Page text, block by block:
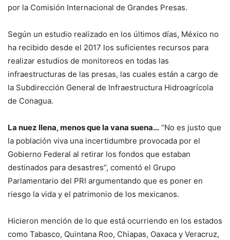
por la Comisión Internacional de Grandes Presas.
Según un estudio realizado en los últimos días, México no
ha recibido desde el 2017 los suficientes recursos para
realizar estudios de monitoreos en todas las
infraestructuras de las presas, las cuales están a cargo de
la Subdirección General de Infraestructura Hidroagrícola
de Conagua.
La nuez llena, menos que la vana suena… “No es justo que
la población viva una incertidumbre provocada por el
Gobierno Federal al retirar los fondos que estaban
destinados para desastres’’, comentó el Grupo
Parlamentario del PRI argumentando que es poner en
riesgo la vida y el patrimonio de los mexicanos.
Hicieron mención de lo que está ocurriendo en los estados
como Tabasco, Quintana Roo, Chiapas, Oaxaca y Veracruz,